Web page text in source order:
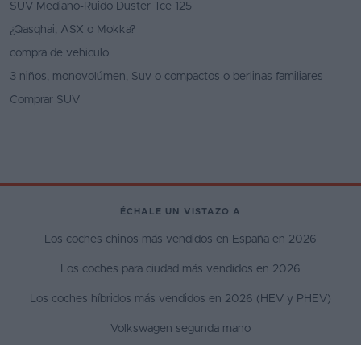
SUV Mediano-Ruido Duster Tce 125
¿Qasqhai, ASX o Mokka?
compra de vehiculo
3 niños, monovolúmen, Suv o compactos o berlinas familiares
Comprar SUV
ÉCHALE UN VISTAZO A
Los coches chinos más vendidos en España en 2026
Los coches para ciudad más vendidos en 2026
Los coches híbridos más vendidos en 2026 (HEV y PHEV)
Volkswagen segunda mano